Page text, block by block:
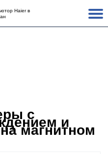
Haier в
с
и
магнитном